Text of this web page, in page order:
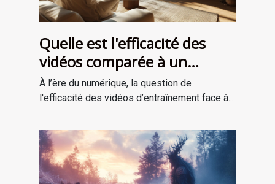
Quelle est l'efficacité des
vidéos comparée à un
entraînement en personne ?
À l’ère du numérique, la question de
l'efficacité des vidéos d’entraînement face à...